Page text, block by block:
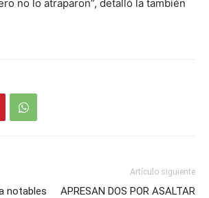
no lo atraparon”, detalló la también
notables
Artículo siguiente
APRESAN DOS POR ASALTAR